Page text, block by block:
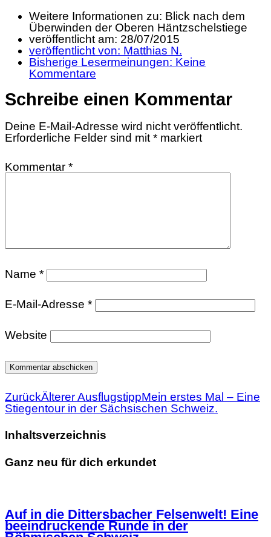
Weitere Informationen zu: Blick nach dem
Überwinden der Oberen Häntzschelstiege
veröffentlicht am: 28/07/2015
veröffentlicht von: Matthias N.
Bisherige Lesermeinungen: Keine
Kommentare
Schreibe einen Kommentar
Deine E-Mail-Adresse wird nicht veröffentlicht.
Erforderliche Felder sind mit * markiert
Kommentar *
Name *
E-Mail-Adresse *
Website
ZurückÄlterer AusflugstippMein erstes Mal – Eine
Stiegentour in der Sächsischen Schweiz.
Inhaltsverzeichnis
Ganz neu für dich erkundet
Auf in die Dittersbacher Felsenwelt! Eine
beeindruckende Runde in der